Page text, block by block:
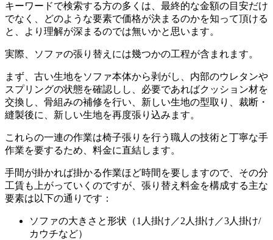
キーワードで検索する方の多くは、最終的な金額の目安だけ
でなく、どのような要素で価格が決まるのかを知って頂ける
と、より理解が深まるのでは無いかと思います。
実際、ソファの張り替えには幾つかの工程が含まれます。
まず、古い生地をソファ本体から剥がし、内部のウレタンや
スプリングの状態を確認しし、必要であればクッション材を
交換し、骨組みの補修を行い、新しい生地の型取り、裁断・
縫製後に、新しい生地を再度張り込みます。
これらの一連の作業は椅子張りを行う職人の技術と丁寧な手
作業を要するため、料金に直結します。
手間が掛かれば掛かる作業ほど時間を要しますので、その分
工賃も上がっていくのですが、張り替え料金を構成する主な
要素は以下の通りです：
ソファの大きさと形状（1 人掛け／2 人掛け／3人掛け/
カウチなど）